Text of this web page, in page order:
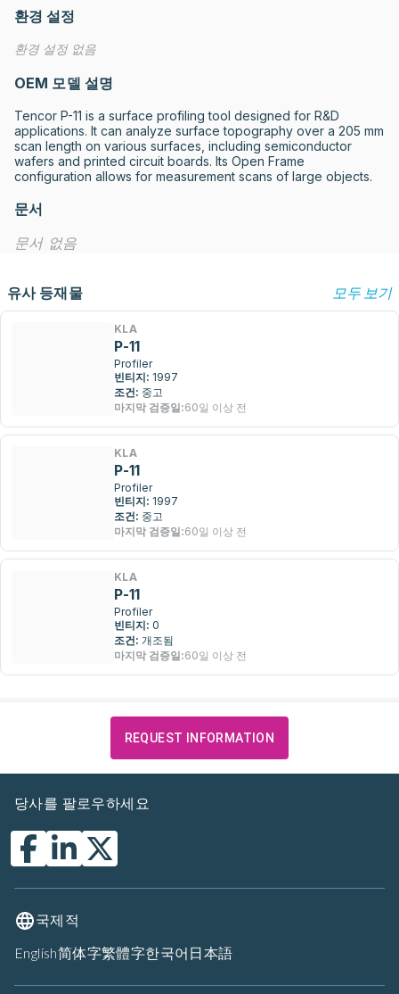
환경 설정
환경 설정 없음
OEM 모델 설명
Tencor P-11 is a surface profiling tool designed for R&D
applications. It can analyze surface topography over a 205 mm
scan length on various surfaces, including semiconductor
wafers and printed circuit boards. Its Open Frame
configuration allows for measurement scans of large objects.
문서
문서 없음
유사 등재물 모두 보기
KLA
P-11
Profiler
빈티지: 1997
조건: 중고
마지막 검증일:60일 이상 전
KLA
P-11
Profiler
빈티지: 1997
조건: 중고
마지막 검증일:60일 이상 전
KLA
P-11
Profiler
빈티지: 0
조건: 개조됨
마지막 검증일:60일 이상 전
REQUEST INFORMATION
당사를 팔로우하세요
국제적
English简体字繁體字한국어 日本語